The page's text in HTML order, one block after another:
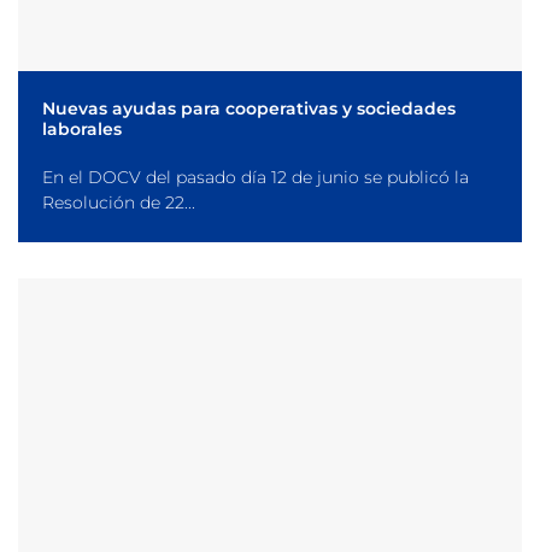
Nuevas ayudas para cooperativas y sociedades
laborales
En el DOCV del pasado día 12 de junio se publicó la
Resolución de 22...